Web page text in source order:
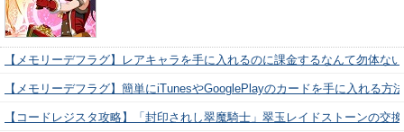
【メモリーデフラグ】レアキャラを手に入れるのに課金するなんて勿体な
【メモリーデフラグ】簡単にiTunesやGooglePlayのカードを手に入れる方
【コードレジスタ攻略】「封印されし翠魔騎士」翠玉レイドストーンの交